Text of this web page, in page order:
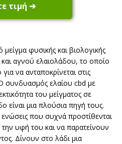
τιμή ➔
μείγμα φυσικής και βιολογικής
αγνού ελαιολάδου, το οποίο
να ανταποκρίνεται στις
συνδυασμός ελαίου cbd με
του μείγματος σε
είναι μια πλούσια πηγή τους.
ενώσεις που συχνά προστίθενται
υφή του και να παρατείνουν
Δίνουν στο λάδι μια